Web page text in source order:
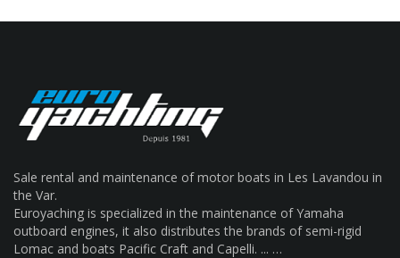
Sale rental and maintenance of motor boats in Les Lavandou in
the Var.
Euroyaching is specialized in the maintenance of Yamaha
outboard engines, it also distributes the brands of semi-rigid
Lomac and boats Pacific Craft and Capelli. ... …